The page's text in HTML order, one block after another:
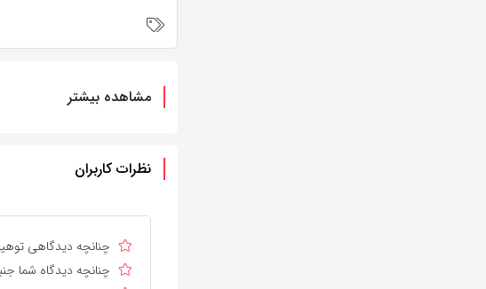
مشاهده بیشتر
نظرات کاربران
چنانچه دیدگاهی
چنانچه دیدگاه شما